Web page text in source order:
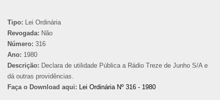
Tipo: Lei Ordinária
Revogada: Não
Número: 316
Ano: 1980
Descrição: Declara de utilidade Pública a Rádio Treze de Junho S/A e
dá outras providências.
Faça o Download aqui: Lei Ordinária Nº 316 - 1980